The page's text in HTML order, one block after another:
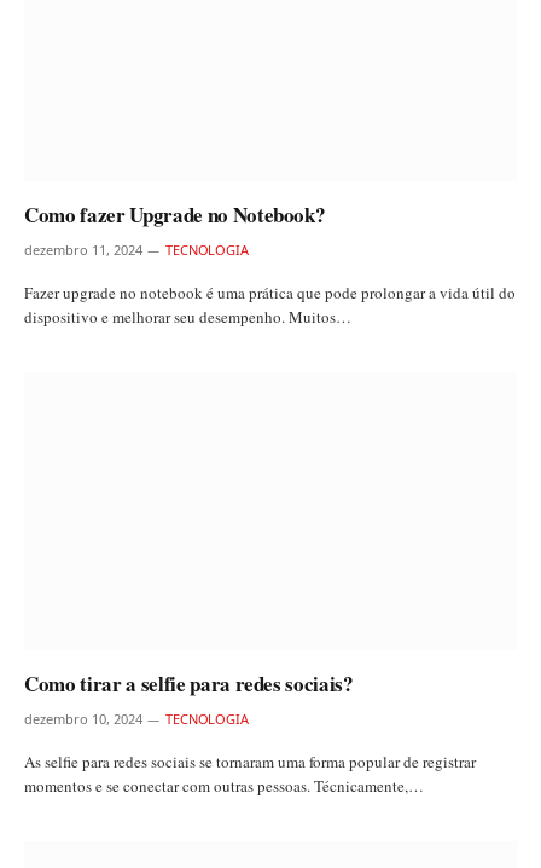
Como fazer Upgrade no Notebook?
dezembro 11, 2024 TECNOLOGIA
Fazer upgrade no notebook é uma prática que pode prolongar a vida útil do
dispositivo e melhorar seu desempenho. Muitos…
Como tirar a selfie para redes sociais?
dezembro 10, 2024 TECNOLOGIA
As selfie para redes sociais se tornaram uma forma popular de registrar
momentos e se conectar com outras pessoas. Técnicamente,…